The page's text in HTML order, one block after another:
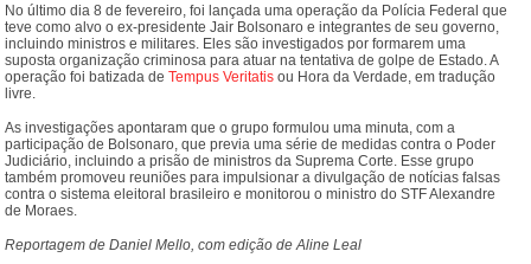
No último dia 8 de fevereiro, foi lançada uma operação da Polícia Federal que
teve como alvo o ex-presidente Jair Bolsonaro e integrantes de seu governo,
incluindo ministros e militares. Eles são investigados por formarem uma
suposta organização criminosa para atuar na tentativa de golpe de Estado. A
operação foi batizada deTempus Veritatis ou Hora da Verdade, em tradução
livre.
As investigações apontaram que o grupo formulou uma minuta, com a
participação de Bolsonaro, que previa uma série de medidas contra o Poder
Judiciário, incluindo a prisão de ministros da Suprema Corte. Esse grupo
também promoveu reuniões para impulsionar a divulgação de notícias falsas
contra o sistema eleitoral brasileiro e monitorou o ministro do STF Alexandre
de Moraes.
Reportagem de Daniel Mello, com edição de Aline Leal